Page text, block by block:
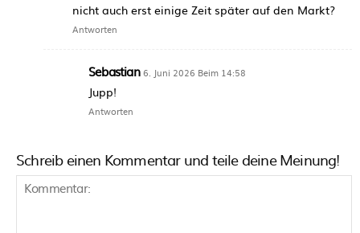
nicht auch erst einige Zeit später auf den Markt?
Antworten
Sebastian 6. Juni 2026 Beim 14:58
Jupp!
Antworten
Schreib einen Kommentar und teile deine Meinung!